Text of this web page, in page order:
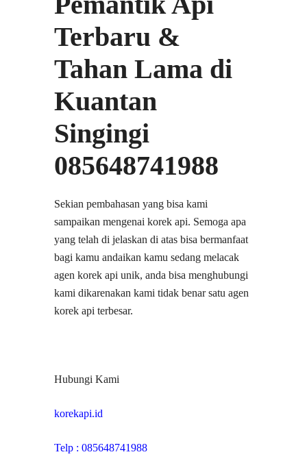
Terbaru &
Tahan Lama di
Kuantan
Singingi
085648741988
Sekian pembahasan yang bisa kami
sampaikan mengenai korek api. Semoga apa
yang telah di jelaskan di atas bisa bermanfaat
bagi kamu andaikan kamu sedang melacak
agen korek api unik, anda bisa menghubungi
kami dikarenakan kami tidak benar satu agen
korek api terbesar.
Hubungi Kami
korekapi.id
Telp : 085648741988